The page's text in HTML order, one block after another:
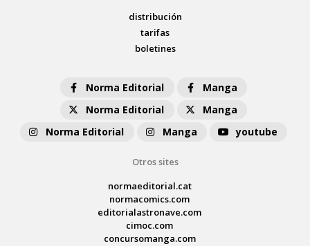
distribución
tarifas
boletines
Norma Editorial
Manga
Norma Editorial
Manga
Norma Editorial
Manga youtube
Otros sites
normaeditorial.cat
normacomics.com
editorialastronave.com
cimoc.com
concursomanga.com